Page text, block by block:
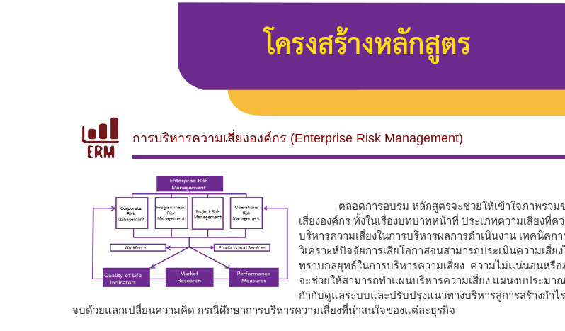
การบริหารความเสี่ยงองค์กร (Enterprise Risk Management)
ตลอดการอบรม หลักสูตรจะช่วยให้เข้าใจภาพรวมข
เสี่ยงองค์กร ทั้งในเรื่องบทบาทหน้าที่ ประเภทความเสี่ยงที่
บริหารความเสี่ยงในการบริหารผลการดำเนินงาน เทคนิคก
วิเคราะห์ปัจจัยการเสียโอกาสจนสามารถประเมินความเสี่ย
ทราบกลยุทธ์ในการบริหารความเสี่ยง ความไม่แน่นอนหรื
จะช่วยให้สามารถทำแผนบริหารความเสี่ยง แผนงบประม
กำกับดูแลระบบและปรับปรุงแนวทางบริหารสู่การสร้างกำไ
จบด้วยแลกเปลี่ยนความคิด กรณีศึกษาการบริหารความเสี่ยงที่น่าสนใจของแต่ละธุรกิจ